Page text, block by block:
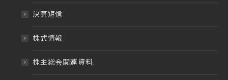
決算短信
株式情報
株主総会関連資料